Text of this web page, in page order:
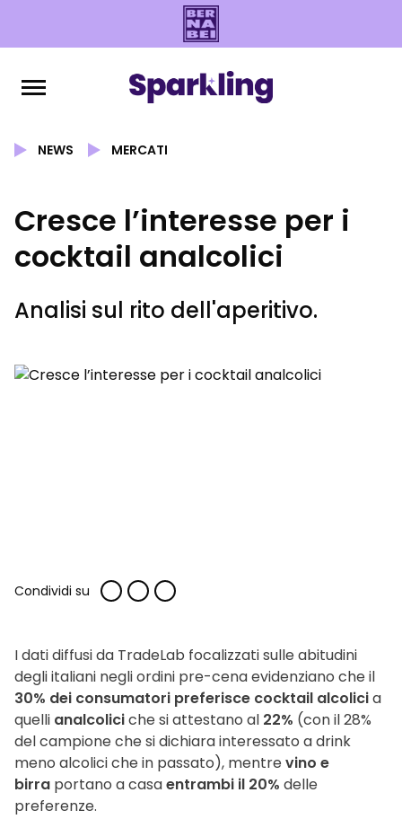
NEWS MERCATI
Cresce l’interesse per i
cocktail analcolici
Analisi sul rito dell'aperitivo.
Condividi su
I dati diffusi da TradeLab focalizzati sulle abitudini
degli italiani negli ordini pre-cena evidenziano che il
30% dei consumatori preferisce cocktail alcolicia
quelli analcoliciche si attestano al 22% (con il 28%
del campione che si dichiara interessato a drink
meno alcolici che in passato), mentrevino e
birra portano a casaentrambi il 20% delle
preferenze.